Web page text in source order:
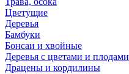
Цветущие
Деревья
Бамбуки
Бонсаи и хвойные
Деревья с цветами и плодами
Драцены и кордилины